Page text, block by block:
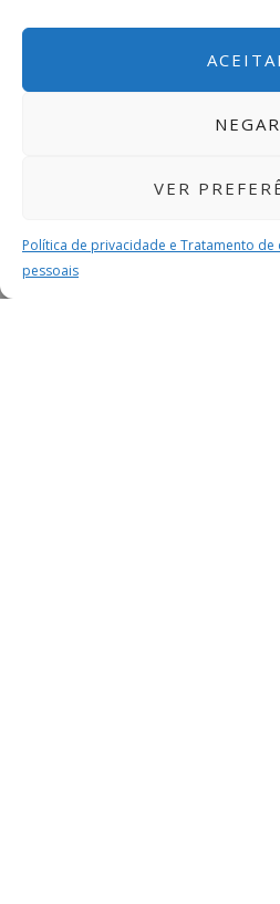
NEGAR
VER
Política de privacidade e Tratamento de
pessoais